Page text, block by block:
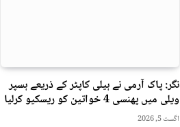
نگر: پاک آرمی نے ہیلی کاپٹر کے ذریعے ہسپر
ویلی میں پھنسی 4 خواتین کو ریسکیو کرلیا
اگست 5, 2026